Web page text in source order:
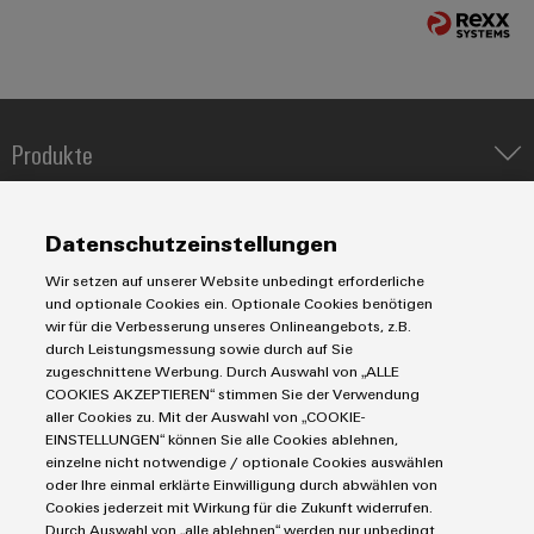
für
Photovoltaik
Mehr
Ressourceneffizienz
durch
Sonnenenergie
Schaltschrankbau
Lösungen
für
die
Herausforderungen
im
IoT
Security
Industrial
Platform
easyConnect
EZA-
Regler
Gerätehersteller
Panels
Engineering-
und
Visualisierungstools
Energiemessung
und
Smart
Metering
Weidmüller
Industrial
OCI-
Schnittstelle
EDI-
Schnittstelle
ALLE
SERVICES
-
Messen
&
Events
Globale
Messen
&
Events
Chancen in der
Entwicklung
in unseren
Produkte
Koppelrelais
Leiterplattensteckverbinder und Leiterplattenklemmen
Markierungssysteme
Reihenklemmen
Stromversorgungen
Industrial IoT
Industrial Security
Single Pair Ethernet
Smart Metering
SNAP IN Anschlusstechnologie
Workplace Solutions
Service
Connectivity Consulting
eShop / Digitale Bestellmöglichkeiten
Engineering-Daten
PCB Connector Services
Support Center
Technische Produktkataloge
Industrien
Datencenter
Gerätehersteller
Maschinenbau
Photovoltaik
Impressum
Einkaufs- /Lieferanteninformationen
Datenschutzeinstellungen
Wir setzen auf unserer Website unbedingt erforderliche
und optionale Cookies ein. Optionale Cookies benötigen
wir für die Verbesserung unseres Onlineangebots, z.B.
durch Leistungsmessung sowie durch auf Sie
zugeschnittene Werbung. Durch Auswahl von „ALLE
COOKIES AKZEPTIEREN“ stimmen Sie der Verwendung
aller Cookies zu. Mit der Auswahl von „COOKIE-
EINSTELLUNGEN“ können Sie alle Cookies ablehnen,
einzelne nicht notwendige / optionale Cookies auswählen
oder Ihre einmal erklärte Einwilligung durch abwählen von
Cookies jederzeit mit Wirkung für die Zukunft widerrufen.
Durch Auswahl von „alle ablehnen“ werden nur unbedingt